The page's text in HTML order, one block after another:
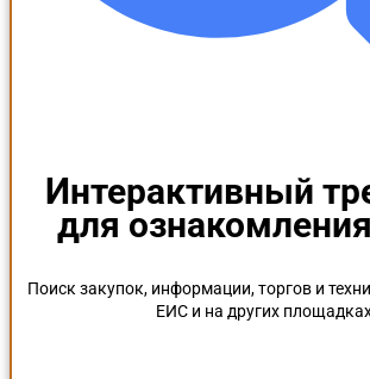
Интерактивный
для
Поиск закупок, информации, торгов и
ЕИС и на других